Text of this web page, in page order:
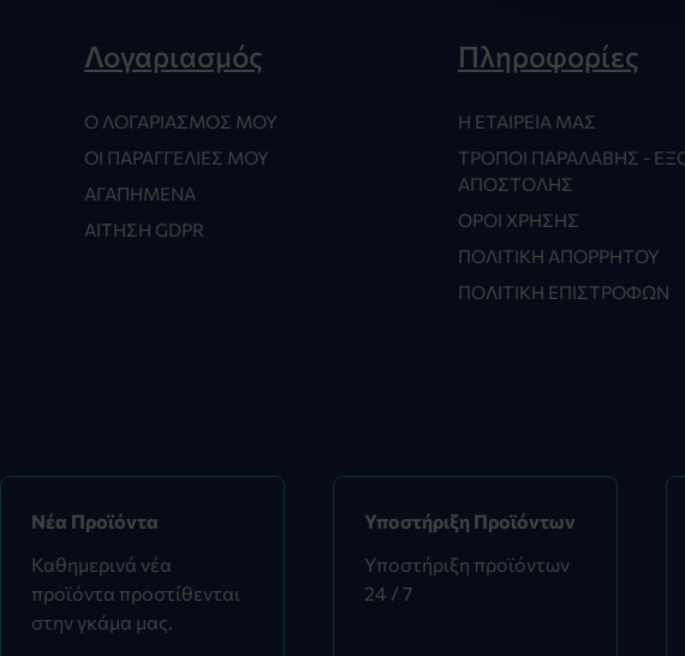
Λογαριασμός
Ο ΛΟΓΑΡΙΑΣΜΌΣ ΜΟΥ
ΟΙ ΠΑΡΑΓΓΕΛΊΕΣ ΜΟΥ
ΑΓΑΠΗΜΈΝΑ
ΑΊΤΗΣΗ GDPR
Πληροφορίες
Η ΕΤΑΙΡΕΊΑ ΜΑΣ
ΤΡΌΠΟΙ ΠΑΡΑΛΑΒΉΣ -
ΑΠΟΣΤΟΛΉΣ
ΌΡΟΙ ΧΡΉΣΗΣ
ΠΟΛΙΤΙΚΉ ΑΠΟΡΡΉΤΟΥ
ΠΟΛΙΤΙΚΉ ΕΠΙΣΤΡΟΦΏΝ
Νέα Προϊόντα
Καθημερινά νέα
προϊόντα προστίθενται
στην γκάμα μας.
Υποστήριξη Προϊόντων
Υποστήριξη προϊόντων
24 / 7